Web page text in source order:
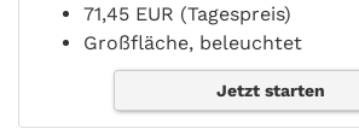
71,45 EUR (Tagespreis)
Großfläche, beleuchtet
Jetzt starten